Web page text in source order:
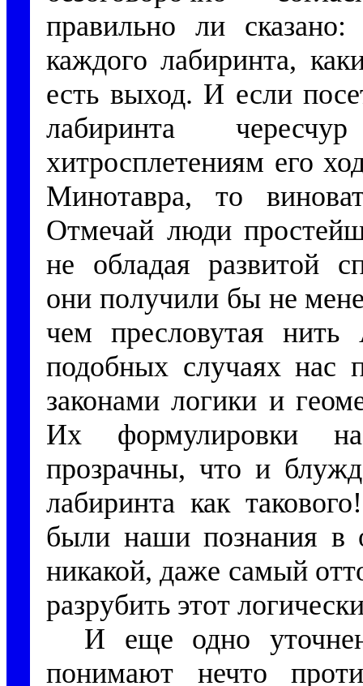
правильно ли
каждого лабиринта,
есть выход. И если
лабиринта
хитросплетениям его
Минотавра, то
Отмечай люди
не обладая развитой
они получили бы не
чем пресловутая
подобных случаях нас
законами логики и
Их формулировки
прозрачны, что и
лабиринта как
были наши познания в
никакой, даже самый
разрубить этот
И еще одно
понимают нечто